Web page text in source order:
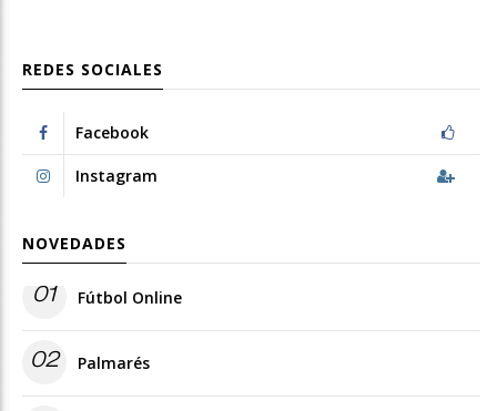
REDES SOCIALES
Facebook
Instagram
NOVEDADES
01 Fútbol Online
02 Palmarés